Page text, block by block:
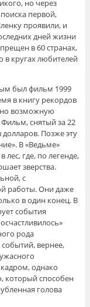
но через
первой,
проявили, и
дней жизни
в 60 странах,
в кругах любителей
был фильм 1999
в книгу рекордов
возможную
снятый за 22
Позже эту
В «Ведьме»
лес, где, по легенде,
зверства.
с
работы. Они даже
в один конец. В
события
рода
вернее,
кадром, однако
который способен
голова